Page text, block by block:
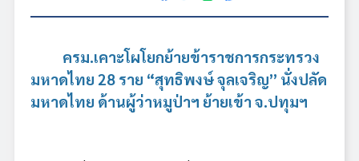
ครม.เคาะโผโยกย้ายข้าราชการกระทรวง
มหาดไทย 28 ราย “สุทธิพงษ์ จุลเจริญ” นั่งปลัด
มหาดไทย ด้านผู้ว่าหมูป่าฯ ย้ายเข้า จ.ปทุมฯ